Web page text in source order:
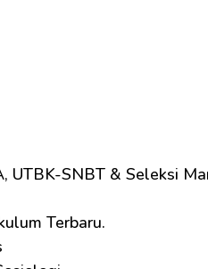
UTBK-SNBT & Seleksi
Terbaru.